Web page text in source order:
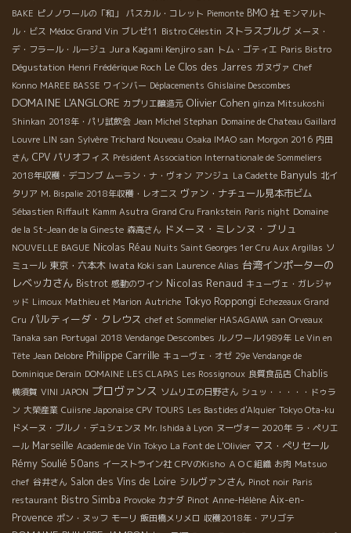
BAKE ピノノワールの「和」 パスカル・コレット Piemonte BMO 社 モンマルト
ル・ビス Médoc Grand Vin ブレゼ11 Bistro Célestin ストラスブルグ メーヌ・
デ・フラール・ルージュ Jura Kagami Kenjiro san トム・ゴティエ Paris Bistro
Dégustation Henri Frédérique Roch Le Clos des Jarres ガヌヴァ Chef
Konno MAREE BASSE ワインバー Déplacements Ghislaine Descombes
DOMAINE L'ANGLORE カプリエ醸造元 Olivier Cohen ginza Mitsukoshi
Shinkan 2018年・パリ試飲会 Jean Michel Stephan Domaine de Chateau Gaillard
Louvre LIN san Sylvère Trichard Nouveau Osaka IMAO san Morgon 2016 内田
さん CPV パリオフィス Président Association Internationale de Sommeliers
2018年収穫・デコンブ ムーラン・ナ・ヴォン アンジュ La Cadette Banyuls 北イ
タリア M. Bispalie 2018年収穫・レオニス ヴァン・ナチュール見本市ビム
Sébastien Riffault Kamm Asutra Grand Cru Frankstein Paris night Domaine
de la St-Jean de la Gineste 森高さん ドメーヌ・ミレンヌ・ブリュ
NOUVELLE BAGUE Nicolas Réau Nuits Saint Georges 1er Cru Aux Argillas ソ
ミュール 東京・六本木 Iwata Koki san Laurence Alias 台湾インポーターの
レベッカさん Bistrot 感動のワイン Nicolas Renaud キューヴェ・ガレジャ
ッド Limoux Mathieu et Marion Autriche Tokyo Roppongi Echezeaux Grand
Cru パルティーダ・クレウス chef et Sommelier HASAGAWA san Orveaux
Tanaka san Portugal 2018 Vendange Descombes ルノワール1989年 Le Vin en
Tête Jean Delobre Philippe Carrille キューヴェ・オゼ 29e Vendange de
Dominique Derain DOMAINE LES CLAPAS Les Rossignoux 良質食品店 Chablis
横須賀 VINI JAPON プロヴァンス ソムリエの日野さん シュッ・・・・・ドゥラ
ン 大榮産業 Cuiisne Japonaise CPV TOURS Les Bastides d'Alquier Tokyo Ota-ku
ドメーヌ・ブルノ・デュシェンヌ Mr. Ishida à Lyon ヌーヴォー 2020年 ラ・ペリエ
ール Marseille Academie de Vin Tokyo La Font de L'Olivier マス・ぺリセール
Rémy Soulié 50ans イーストライン社 CPVのKisho ＡＯＣ組織 お肉 Matsuo
chef 谷井さん Salon des Vins de Loire シルヴァンさん Pinot noir Paris
restaurant Bistro Simba Provoke カナダ Pinot Anne-Hélène Aix-en-
Provence ポン・ヌッフ モーリ 飯田橋メリメロ 収穫2018年・アリゴテ